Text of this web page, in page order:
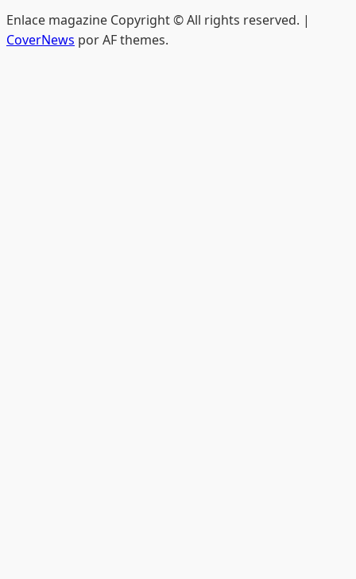
Enlace magazine Copyright © All rights reserved. |
CoverNews por AF themes.